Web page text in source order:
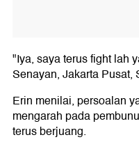
"Iya, saya terus fight lah
Senayan, Jakarta Pusat,
Erin menilai, persoalan
mengarah pada
terus berjuang.